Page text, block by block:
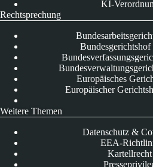
KI-
Rechtsprechung
Europäisches
Europäischer
Weitere Themen
Datenschutz &
EEA-
Kartellrecht